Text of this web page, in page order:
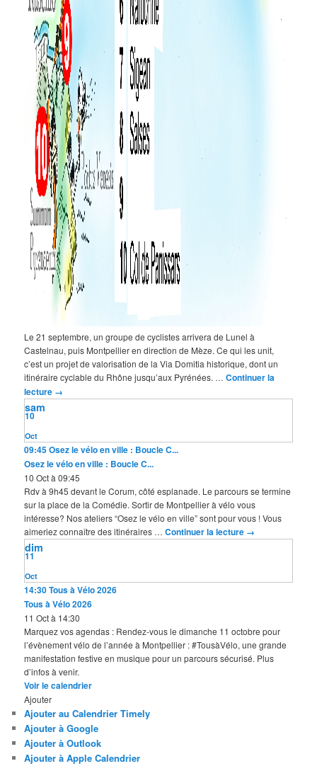
Le 21 septembre, un groupe de cyclistes arrivera de Lunel à
Castelnau, puis Montpellier en direction de Mèze. Ce qui les unit,
c’est un projet de valorisation de la Via Domitia historique, dont un
itinéraire cyclable du Rhône jusqu’aux Pyrénées. …Continuer la
lecture →
Oct
10
sam
09:45Osez le vélo en ville : Boucle C...
Osez le vélo en ville : Boucle C...
10 Oct à 09:45
Rdv à 9h45 devant le Corum, côté esplanade. Le parcours se termine
sur la place de la Comédie. Sortir de Montpellier à vélo vous
intéresse? Nos ateliers “Osez le vélo en ville” sont pour vous ! Vous
aimeriez connaître des itinéraires …Continuer la lecture →
Oct
11
dim
14:30Tous à Vélo 2026
Tous à Vélo 2026
11 Oct à 14:30
Marquez vos agendas : Rendez-vous le dimanche 11 octobre pour
l’évènement vélo de l’année à Montpellier : #TousàVélo, une grande
manifestation festive en musique pour un parcours sécurisé. Plus
d’infos à venir.
Voir le calendrier
Ajouter
Ajouter au Calendrier Timely
Ajouter à Google
Ajouter à Outlook
Ajouter à Apple Calendrier